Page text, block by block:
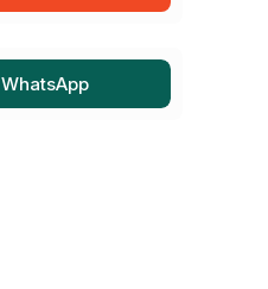
WhatsApp